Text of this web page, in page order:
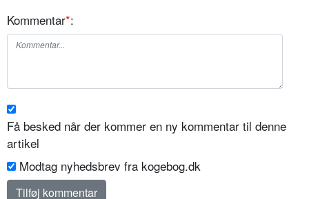
Kommentar*:
Få besked når der kommer en ny kommentar til denne
artikel
Modtag nyhedsbrev fra kogebog.dk